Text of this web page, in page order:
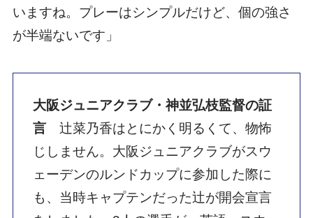
いますね。プレーはシンプルだけど、個の強さ
が半端ないです」
大阪ジュニアクラブ・神並弘枝監督の証
言 辻菜乃香はとにかく明るくて、物怖
じしません。大阪ジュニアクラブがスウ
ェーデンのルンドカップに参加した際に
も、当時キャプテンだった辻が開会宣言